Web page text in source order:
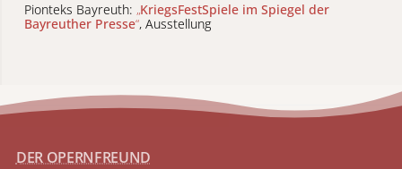
Pionteks Bayreuth: „KriegsFestSpiele im Spiegel der
Bayreuther Presse“, Ausstellung
DER OPERNFREUND